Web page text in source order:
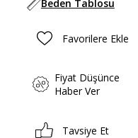
Beden Tablosu
Favorilere Ekle
Fiyat Düşünce
Haber Ver
Tavsiye Et